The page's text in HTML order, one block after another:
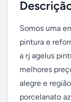
Somos uma
pintura e
a rj agelus
melhores
alegre e
porcelanato